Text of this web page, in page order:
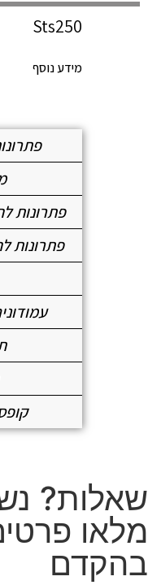
Sts250
מידע נוסף
פתרונות
פתרונות
שאלות?
מלאו
בהקדם